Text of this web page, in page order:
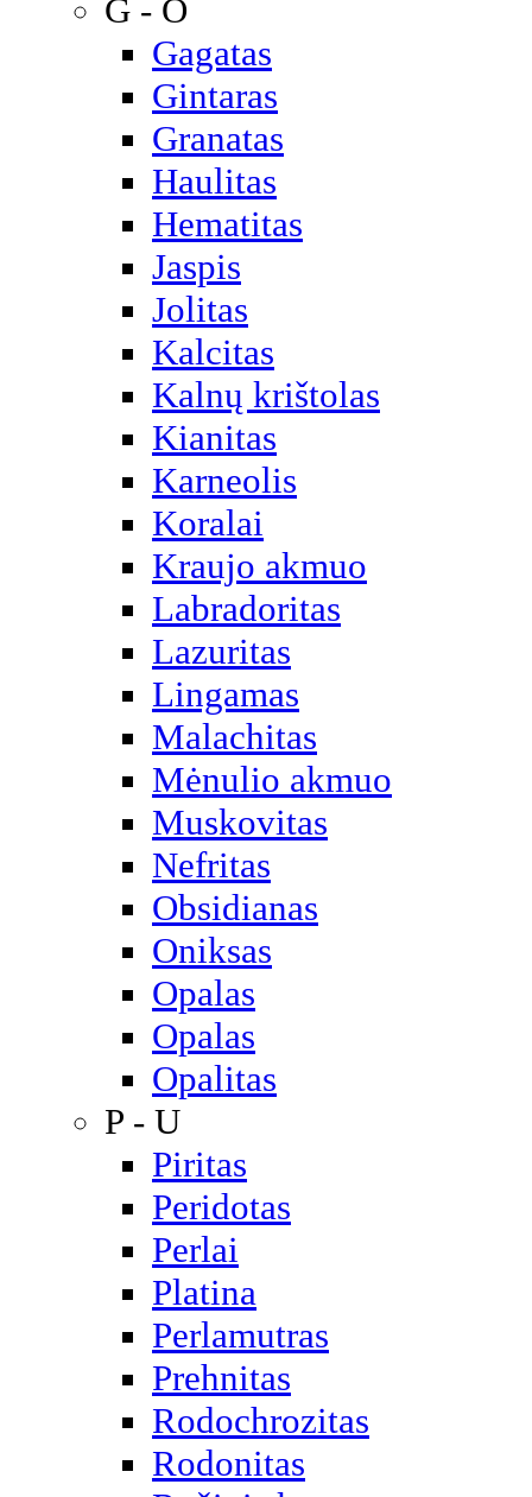
G - O
Gagatas
Gintaras
Granatas
Haulitas
Hematitas
Jaspis
Jolitas
Kalcitas
Kalnų krištolas
Kianitas
Karneolis
Koralai
Kraujo akmuo
Labradoritas
Lazuritas
Lingamas
Malachitas
Mėnulio akmuo
Muskovitas
Nefritas
Obsidianas
Oniksas
Opalas
Opalas
Opalitas
P - U
Piritas
Peridotas
Perlai
Platina
Perlamutras
Prehnitas
Rodochrozitas
Rodonitas